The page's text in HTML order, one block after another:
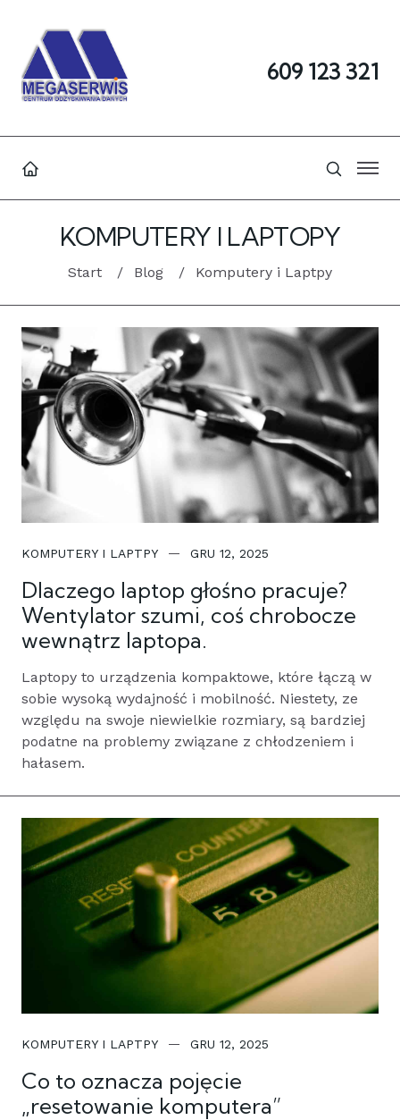
609 123 321
KOMPUTERY I LAPTOPY
Start Blog Komputery i Laptpy
KOMPUTERY I LAPTPY GRU 12, 2025
Dlaczego laptop głośno pracuje?
Wentylator szumi, coś chrobocze
wewnątrz laptopa.
Laptopy to urządzenia kompaktowe, które łączą w
sobie wysoką wydajność i mobilność. Niestety, ze
względu na swoje niewielkie rozmiary, są bardziej
podatne na problemy związane z chłodzeniem i
hałasem.
KOMPUTERY I LAPTPY GRU 12, 2025
Co to oznacza pojęcie
„resetowanie komputera”